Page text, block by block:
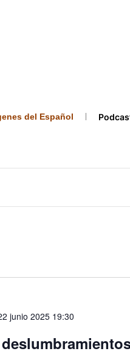
del Español
junio 2025 19:30